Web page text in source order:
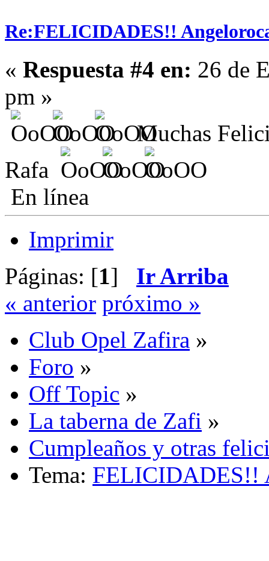
Re:FELICIDADES!!
« Respuesta #4 en: 26 de
pm »
Muchas
Rafa
En línea
Imprimir
Páginas: [1] Ir Arriba
« anterior próximo »
Club Opel Zafira »
Foro »
Off Topic »
La taberna de Zafi »
Cumpleaños y otras
Tema: FELICIDADES!!